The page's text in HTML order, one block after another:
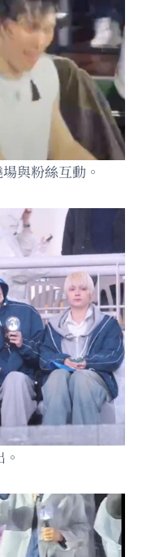
與粉絲互動。